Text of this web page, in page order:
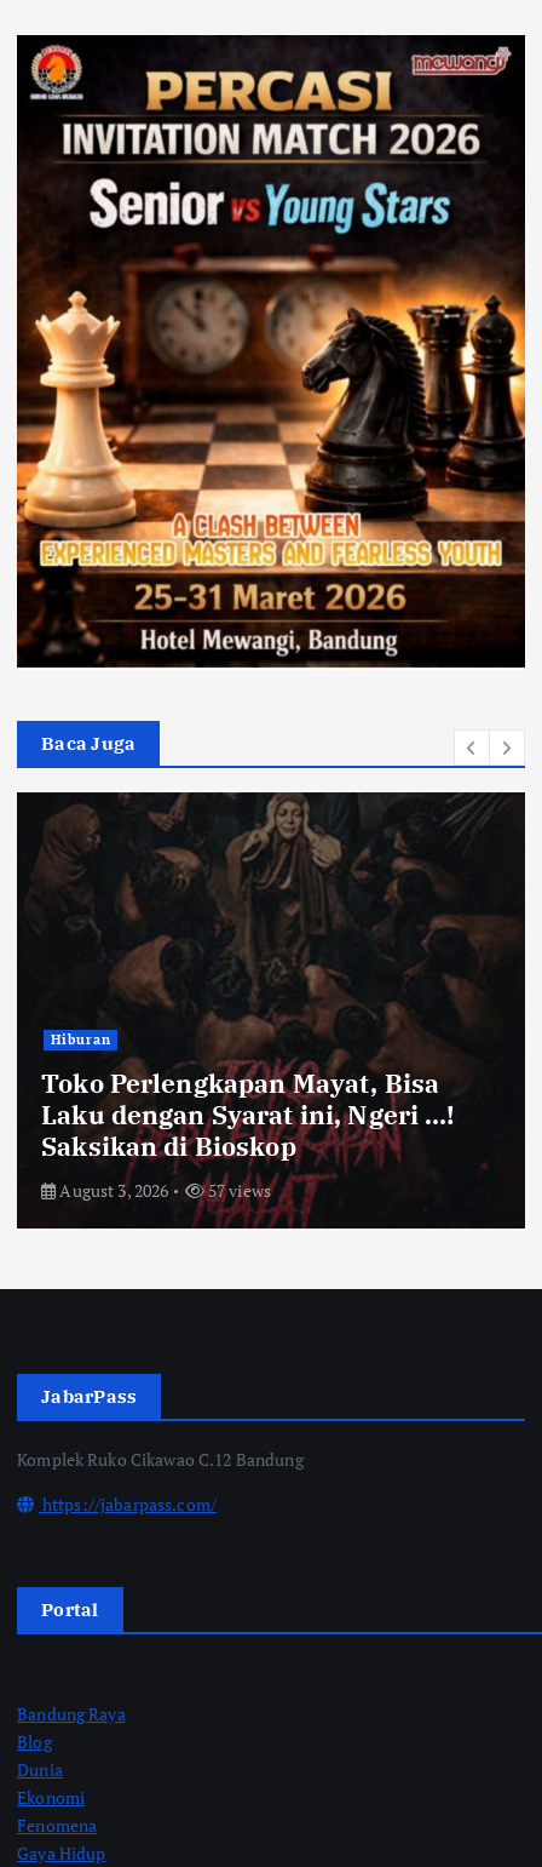
Baca Juga
Bandung Raya
Farhan Pastikan Pasokan Pangan
Kota Bandung Aman Meski Harga
Ayam dan Timun Naik
July 31, 2026 62 views
JabarPass
Komplek Ruko Cikawao C.12 Bandung
https://jabarpass.com/
Portal
Bandung Raya
Blog
Dunia
Ekonomi
Fenomena
Gaya Hidup